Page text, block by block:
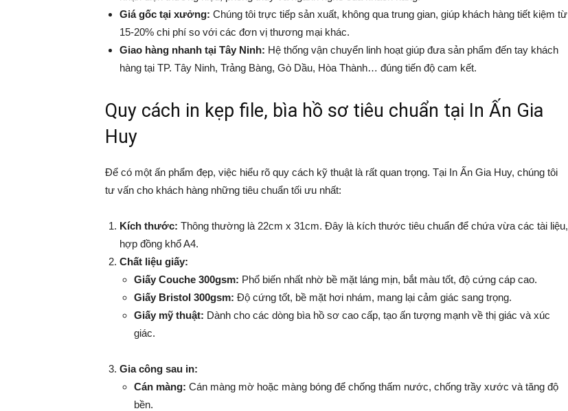
Giá gốc tại xưởng: Chúng tôi trực tiếp sản xuất, không qua trung gian, giúp khách hàng tiết kiệm từ
15-20% chi phí so với các đơn vị thương mại khác.
Giao hàng nhanh tại Tây Ninh: Hệ thống vận chuyển linh hoạt giúp đưa sản phẩm đến tay khách
hàng tại TP. Tây Ninh, Trảng Bàng, Gò Dầu, Hòa Thành… đúng tiến độ cam kết.
Quy cách in kẹp file, bìa hồ sơ tiêu chuẩn tại In Ấn Gia
Huy
Để có một ấn phẩm đẹp, việc hiểu rõ quy cách kỹ thuật là rất quan trọng. Tại In Ấn Gia Huy, chúng tôi
tư vấn cho khách hàng những tiêu chuẩn tối ưu nhất:
Kích thước: Thông thường là 22cm x 31cm. Đây là kích thước tiêu chuẩn để chứa vừa các tài liệu,
hợp đồng khổ A4.
Chất liệu giấy:
Giấy Couche 300gsm: Phổ biến nhất nhờ bề mặt láng mịn, bắt màu tốt, độ cứng cáp cao.
Giấy Bristol 300gsm: Độ cứng tốt, bề mặt hơi nhám, mang lại cảm giác sang trọng.
Giấy mỹ thuật: Dành cho các dòng bìa hồ sơ cao cấp, tạo ấn tượng mạnh về thị giác và xúc
giác.
Gia công sau in:
Cán màng: Cán màng mờ hoặc màng bóng để chống thấm nước, chống trầy xước và tăng độ
bền.